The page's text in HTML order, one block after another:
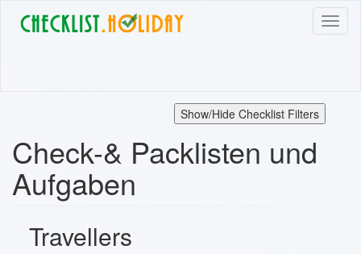
zum
Show/Hide Checklist Filters
Check-& Packlisten und
Aufgaben
Travellers